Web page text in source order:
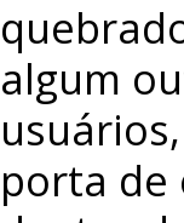
algum
porta de